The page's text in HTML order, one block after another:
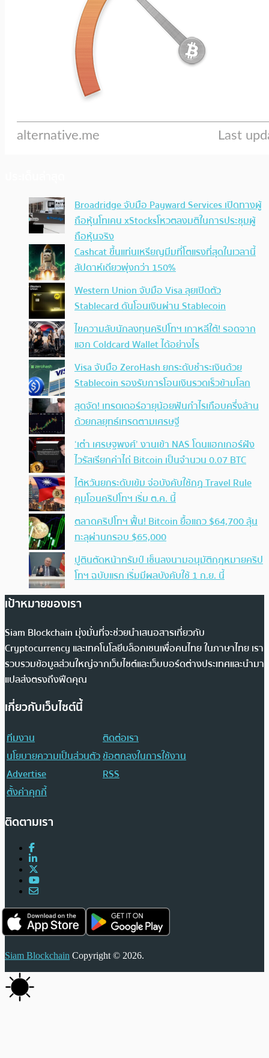
Broadridge จับมือ Payward Services เปิดทางผู้
ถือหุ้นโทเคน xStocksโหวตลงมติในการประชุมผู้
ถือหุ้นจริง
Cashcat ขึ้นแท่นเหรียญมีมที่โตแรงที่สุดในเวลานี้
สัปดาห์เดียวพุ่งกว่า 150%
Western Union จับมือ Visa ลุยเปิดตัว
Stablecard ดันโอนเงินผ่าน Stablecoin
ไขความลับนักลงทุนคริปโทฯ เกาหลีใต้! รอดจาก
แฮก Coldcard Wallet ได้อย่างไร
Visa จับมือ ZeroHash ยกระดับชำระเงินด้วย
Stablecoin รองรับการโอนเงินรวดเร็วข้ามโลก
สุดจัด! เทรดเดอร์อายุน้อยฟันกำไรเกือบครึ่งล้าน
ด้วยกลยุทธ์เทรดตามเศรษฐี
‘เต๋า เศรษฐพงศ์’ งานเข้า NAS โดนแฮกเกอร์ฝัง
ไวรัสเรียกค่าไถ่ Bitcoin เป็นจำนวน 0.07 BTC
ไต้หวันยกระดับเข้ม จ่อบังคับใช้กฏ Travel Rule
คุมโอนคริปโทฯ เริ่ม ต.ค. นี้
ตลาดคริปโทฯ ฟื้น! Bitcoin ยื้อแถว $64,700 ลุ้น
ทะลุผ่านกรอบ $65,000
ปูตินตัดหน้าทรัมป์ เซ็นลงนามอนุมัติกฎหมายคริป
โทฯ ฉบับแรก เริ่มมีผลบังคับใช้ 1 ก.ย. นี้
เป้าหมายของเรา
Siam Blockchain มุ่งมั่นที่จะช่วยนำเสนอสารเกี่ยวกับ
Cryptocurrency และเทคโนโลยีบล็อกเชนเพื่อคนไทย ในภาษาไทย เรา
รวบรวมข้อมูลส่วนใหญ่จากเว็บไซต์และเว็บบอร์ดต่างประเทศและนำมา
แปลส่งตรงถึงฟีดคุณ
เกี่ยวกับเว็บไซต์นี้
ทีมงาน
ติดต่อเรา
นโยบายความเป็นส่วนตัวข้อตกลงในการใช้งาน
Advertise
RSS
ตั้งค่าคุกกี้
ติดตามเรา
Siam Blockchain Copyright © 2026.